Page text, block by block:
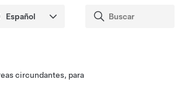
circundantes, para